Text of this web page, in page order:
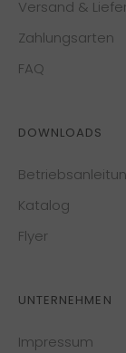
Versand &
Zahlungsarten
FAQ
DOWNLOADS
Katalog
Flyer
UNTERNEHMEN
Impressum